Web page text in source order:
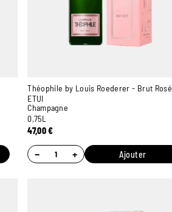
Théophile by Louis Roederer - Brut Rosé
ETUI
Champagne
0,75L
47,00€
− + Ajouter